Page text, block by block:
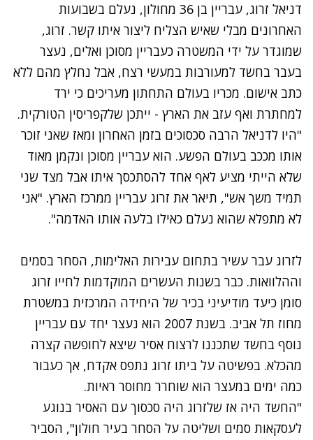
דניאל זרוג, עבריין בן 36 מחולון, נעלם בשבועות
האחרונים מבלי שאיש הצליח ליצור איתו קשר. זרוג,
שמוגדר על ידי המשטרה כעבריין מסוכן ואלים, נעצר
בעבר בחשד למעורבות במעשי רצח, אבל נחלץ מהם ללא
כתב אישום. מכריו בעולם התחתון מעריכים כי ירד
למחתרת ואף עזב את הארץ - ייתכן שלקפריסין הטורקית.
"היו לדניאל הרבה סכסוכים בזמן האחרון ומאז שאני זוכר
אותו מככב בעולם הפשע. הוא עבריין מסוכן ונקמן מאוד
שלא הייתי מציע לאף אחד להסתכסך איתו אבל מצד שני
תמיד משך אש", תיאר את זרוג עבריין ממרכז הארץ. "אני
לא מתפלא שהוא נעלם כאילו בלעה אותו האדמה".
לזרוג עבר עשיר בתחום עבירות האלימות, הסחר בסמים
וההלוואות. כבר בשנות העשרים המוקדמות לחייו זרוג
סומן כיעד מודיעיני בכיר של היחידה המרכזית במשטרת
מחוז תל אביב. בשנת 2007 הוא נעצר יחד עם עבריין
נוסף בחשד שתכננו לרצוח אסיר שיצא לחופשה קצרה
מהכלא. בפשיטה על ביתו זרוג נתפס אקדח, אך כעבור
כמה ימים במעצר הוא שוחרר מחוסר ראיות.
"החשד היה אז שלזרוג היה סכסוך עם האסיר בנוגע
לעסקאות סמים ושליטה על הסחר בעיר חולון", הסביר